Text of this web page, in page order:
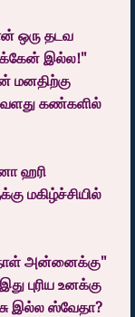
இல்ல!"
மனதிற்கு
கண்களில்
மகிழ்ச்சியில்
புரிய உனக்கு
இல்ல ஸ்வேதா?